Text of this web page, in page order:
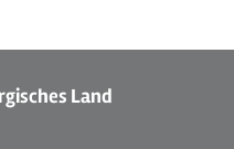
Land